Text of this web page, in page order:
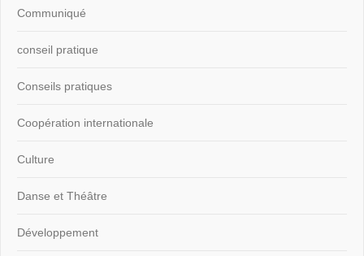
Communiqué
conseil pratique
Conseils pratiques
Coopération internationale
Culture
Danse et Théâtre
Développement